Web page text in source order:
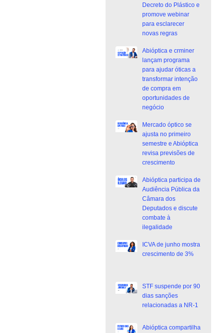
Decreto do Plástico e
promove webinar
para esclarecer
novas regras
Abióptica e crminer
lançam programa
para ajudar óticas a
transformar intenção
de compra em
oportunidades de
negócio
Mercado óptico se
ajusta no primeiro
semestre e Abióptica
revisa previsões de
crescimento
Abióptica participa de
Audiência Pública da
Câmara dos
Deputados e discute
combate à
ilegalidade
ICVA de junho mostra
crescimento de 3%
STF suspende por 90
dias sanções
relacionadas a NR-1
Abióptica compartilha